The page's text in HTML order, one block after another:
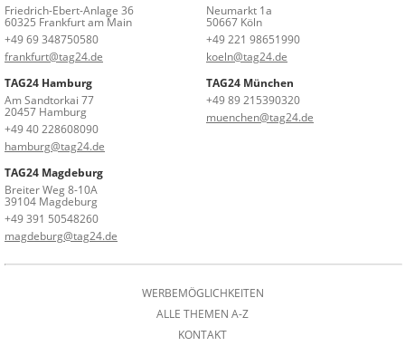
Friedrich-Ebert-Anlage 36
60325 Frankfurt am Main
+49 69 348750580
frankfurt@tag24.de
Neumarkt 1a
50667 Köln
+49 221 98651990
koeln@tag24.de
TAG24 Hamburg
Am Sandtorkai 77
20457 Hamburg
+49 40 228608090
hamburg@tag24.de
TAG24 München
+49 89 215390320
muenchen@tag24.de
TAG24 Magdeburg
Breiter Weg 8-10A
39104 Magdeburg
+49 391 50548260
magdeburg@tag24.de
WERBEMÖGLICHKEITEN
ALLE THEMEN A-Z
KONTAKT